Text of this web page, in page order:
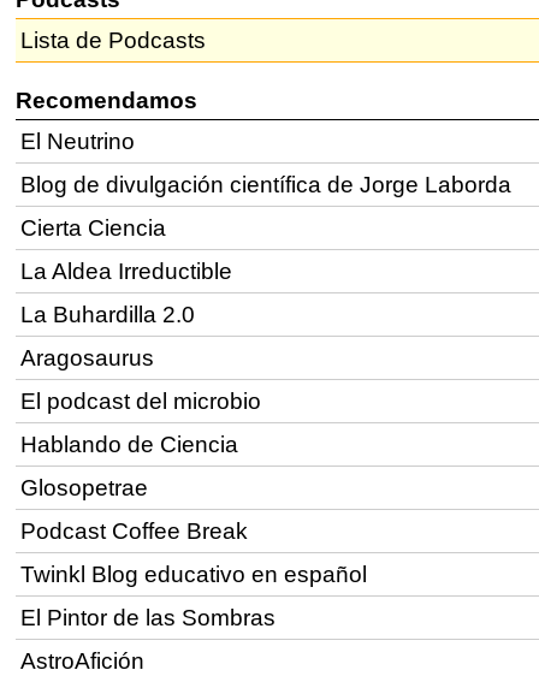
Lista de Podcasts
Recomendamos
El Neutrino
Blog de divulgación científica de Jorge Laborda
Cierta Ciencia
La Aldea Irreductible
La Buhardilla 2.0
Aragosaurus
El podcast del microbio
Hablando de Ciencia
Glosopetrae
Podcast Coffee Break
Twinkl Blog educativo en español
El Pintor de las Sombras
AstroAfición